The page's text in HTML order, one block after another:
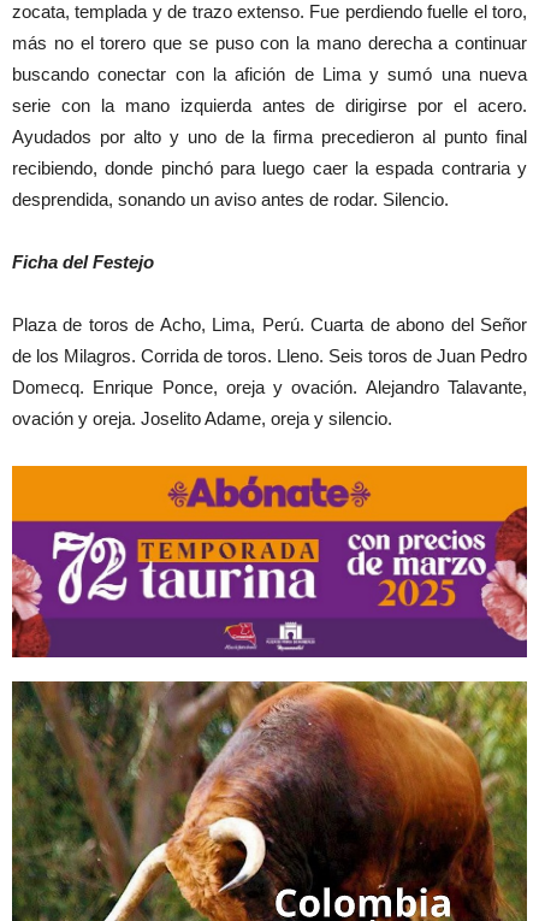
zocata, templada y de trazo extenso. Fue perdiendo fuelle el toro,
más no el torero que se puso con la mano derecha a continuar
buscando conectar con la afición de Lima y sumó una nueva
serie con la mano izquierda antes de dirigirse por el acero.
Ayudados por alto y uno de la firma precedieron al punto final
recibiendo, donde pinchó para luego caer la espada contraria y
desprendida, sonando un aviso antes de rodar. Silencio.
Ficha del Festejo
Plaza de toros de Acho, Lima, Perú. Cuarta de abono del Señor
de los Milagros. Corrida de toros. Lleno. Seis toros de Juan Pedro
Domecq. Enrique Ponce, oreja y ovación. Alejandro Talavante,
ovación y oreja. Joselito Adame, oreja y silencio.